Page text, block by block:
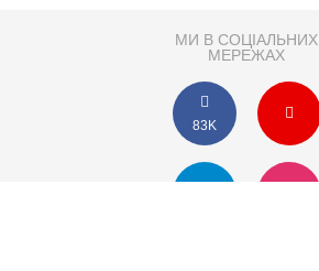
МИ В СОЦІАЛЬНИХ
МЕРЕЖАХ
83K